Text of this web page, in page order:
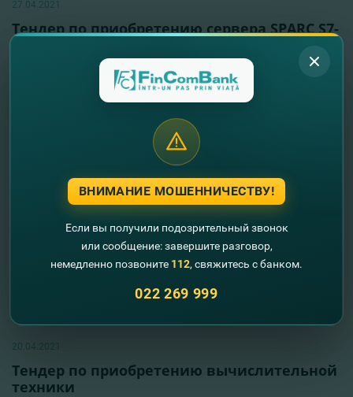
27.04.2021
Тендер по приобретению сервера SPARC S7-
2L
20.04.2021
Тендер по приобретению вычислительной
техники
ВНИМАНИЕ МОШЕННИЧЕСТВУ!
Если вы получили подозрительный звонок
или сообщение: завершите разговор,
немедленно позвоните 112, свяжитесь с банком.
022 269 999